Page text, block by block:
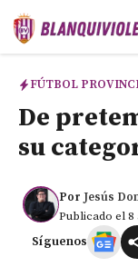
Saltar
FÚTBOL
De
su
Por Jesús
Publicado el 8
Síguenos